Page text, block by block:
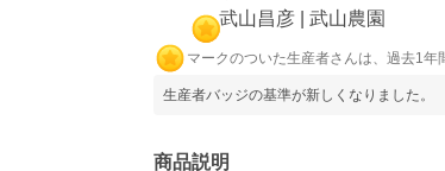
武山昌彦 | 武山農園
マークのついた生産者さんは、過去1年
生産者バッジの基準が新しくなりました。
商品説明